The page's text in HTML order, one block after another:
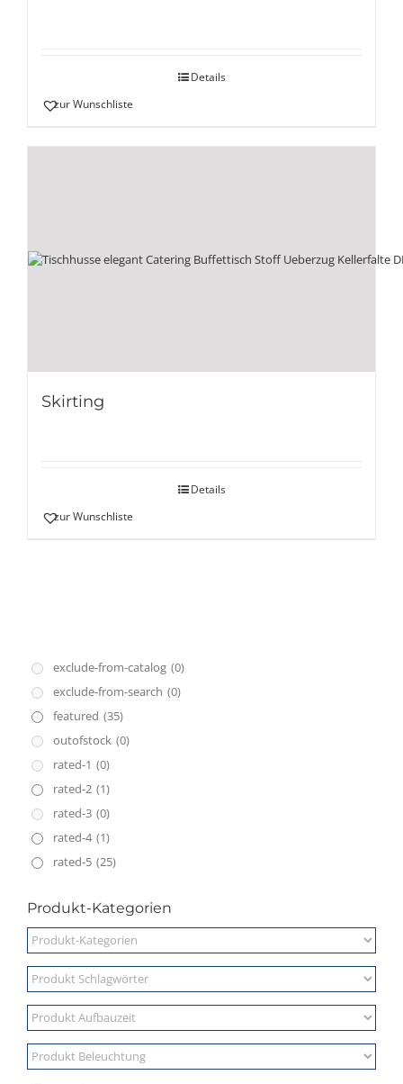
Details
zur Wunschliste
Skirting
Details
zur Wunschliste
exclude-from-catalog (0)
exclude-from-search (0)
featured (35)
outofstock (0)
rated-1 (0)
rated-2 (1)
rated-3 (0)
rated-4 (1)
rated-5 (25)
Produkt-Kategorien